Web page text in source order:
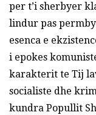
per t’i sherbyer
lindur pas
esenca e
i epokes
karakterit te Tij
socialiste dhe
kundra Popullit